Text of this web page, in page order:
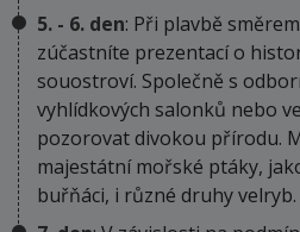
5. - 6. den: Při plavbě
zúčastníte prezentací o
souostroví. Společně s
vyhlídkových salonků nebo
pozorovat divokou přírodu.
majestátní mořské ptáky,
buřňáci, i různé druhy velryb.